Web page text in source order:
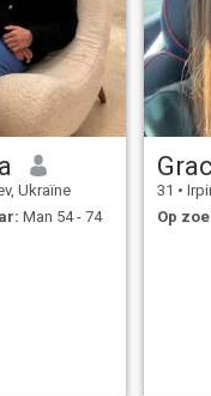
Ukraïne
Man 54 - 74
31 •
Op